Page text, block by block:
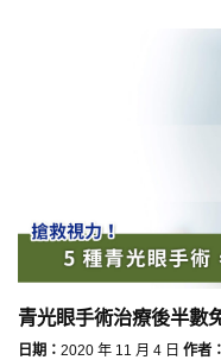
青光眼手術治療後半數
日期： 2020 年 11 月 4 日 作者：